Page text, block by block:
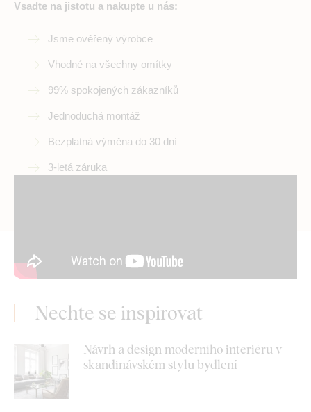
Vsadte na jistotu a nakupte u nás:
Jsme ověřený výrobce
Vhodné na všechny omítky
99% spokojených zákazníků
Jednoduchá montáž
Bezplatná výměna do 30 dní
3-letá záruka
Nechte se inspirovat
Návrh a design moderního interiéru v
skandinávském stylu bydlení